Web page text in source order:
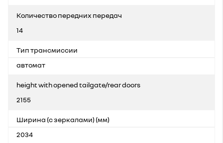
Количество передних передач
14
Тип трансмиссии
автомат
height with opened tailgate/rear doors
2155
Ширина (с зеркалами) (мм)
2034